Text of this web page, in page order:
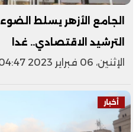
الجامع الأزهر يسلط
الترشيد الاقتصادي.. غدا
الإثنين، 06 فبراير 2023 04:47 م
أخبار